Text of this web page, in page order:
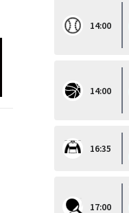
14:00
14:00
16:35
17:00